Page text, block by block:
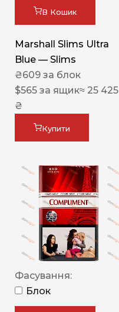
В Кошик
Marshall Slims Ultra
Blue — Slims
₴609 за блок
$565 за ящик≈ 25 425
₴
Купити
Фасування:
Блок